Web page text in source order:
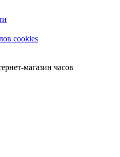
cookies
магазин часов